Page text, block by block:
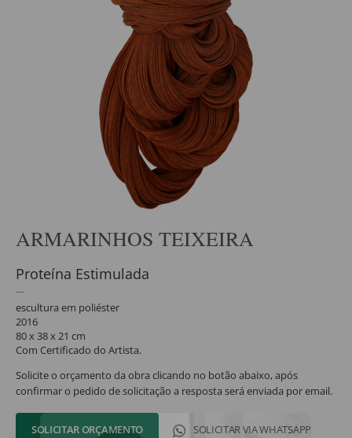
ARMARINHOS TEIXEIRA
Proteína Estimulada
escultura em poliéster
2016
80 x 38 x 21 cm
Com Certificado do Artista.
Solicite o orçamento da obra clicando no botão abaixo, após
confirmar o pedido de solicitação a resposta será enviada por email.
SOLICITAR ORÇAMENTO SOLICITAR VIA WHATSAPP